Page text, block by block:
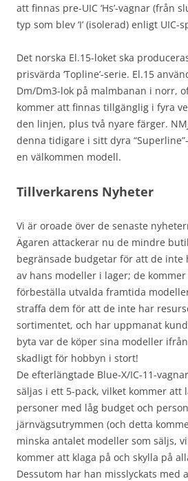
att finnas pre-UIC ‘Hs’-vagnar (från
typ som blev ‘I’ (isolerad) enligt UIC-
Det norska El.15-loket ska
prisvärda ‘Topline’-serie. El.15
Dm/Dm3-lok på malmbanan i norr,
kommer att finnas tillgänglig i fyra
den linjen, plus två nyare färger.
denna tidigare i sitt dyra
en välkommen modell.
Tillverkarens Nyheter
Vi är oroade över de senaste
Ägaren attackerar nu de mindre
begränsade budgetar för att de
av hans modeller i lager; de
förbeställa utvalda framtida
straffa dem för att de inte har
sortimentet, och har uppmanat
byta var de köper sina modeller
skadligt för hobbyn i stort!
De efterlängtade Blue-X/IC-11-
säljas i ett 5-pack, vilket kommer att
personer med låg budget och
järnvägsutrymmen (och detta
minska antalet modeller som säljs,
kommer att klaga på och skylla på
Dessutom har han misslyckats med